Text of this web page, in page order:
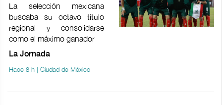
La selección mexicana
buscaba su octavo título
regional y consolidarse
como el máximo ganador
La Jornada
Hace 8 h | Ciudad de México